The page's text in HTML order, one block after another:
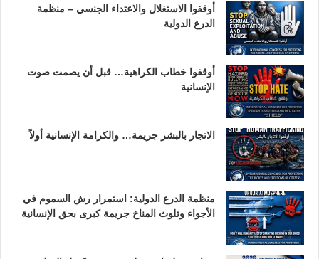
أوقفوا الاستغلال والاعتداء الجنسي – منظمة
الدرع الدولية
أوقفوا خطاب الكراهية… قبل أن يصمت صوت
الإنسانية
الاتجار بالبشر جريمة… والكرامة الإنسانية أولاً
منظمة الدرع الدولية: استمرار رش السموم في
الأجواء وتلوث المناخ جريمة كبرى بحق الإنسانية